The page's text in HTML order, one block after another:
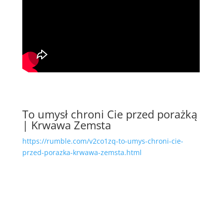
To umysł chroni Cie przed porażką
| Krwawa Zemsta
https://rumble.com/v2co1zq-to-umys-chroni-cie-
przed-porazka-krwawa-zemsta.html